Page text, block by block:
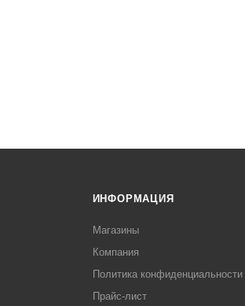
ИНФОРМАЦИЯ
Магазины
Компания
Политика конфиденциальности
Прайс-лист